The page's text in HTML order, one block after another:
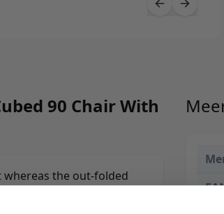
90 Chair With
whereas the out-folded